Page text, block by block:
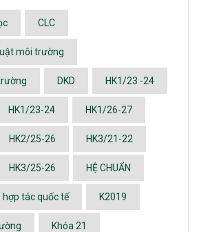
CLC
môi trường
DKD HK1/23 -24
HK1/23-24 HK1/26-27
HK2/25-26 HK3/21-22
HK3/25-26 HỆ CHUẨN
hợp tác quốc tế K2019
Khóa 21